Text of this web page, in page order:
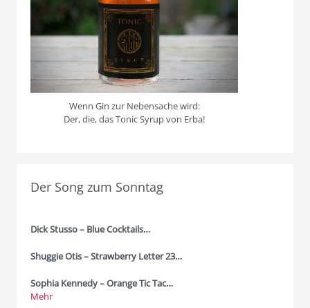
Wenn Gin zur Nebensache wird:
Der, die, das Tonic Syrup von Erba!
Der Song zum Sonntag
Dick Stusso – Blue Cocktails…
Shuggie Otis – Strawberry Letter 23…
Sophia Kennedy – Orange Tic Tac…
Mehr